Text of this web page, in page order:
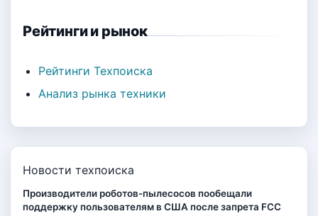
Рейтинги и рынок
Рейтинги Техпоиска
Анализ рынка техники
Новости техпоиска
Производители роботов-пылесосов пообещали
поддержку пользователям в США после запрета FCC